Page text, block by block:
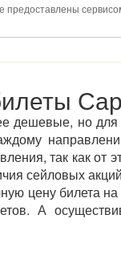
предоставлены
дешевые, но
так как от
сейловых
цену билета
А